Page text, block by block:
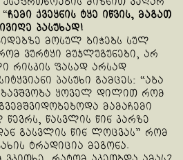
ჩემი ქვეყნის ტყე იწვის, მაგათ
პასუხად!
მოსულ ბიჭებს სულ
ვურტყი მუჯლუგუნები, არ
რისკის ფასად არსად
პასუხი გამცეს: “აბა
ყოველ დილით რომ
მამაჩემი
წასვლის წინ კარზე
გასვლის წინ ლოცვას” რომ
ტრადიცია მეგონა.